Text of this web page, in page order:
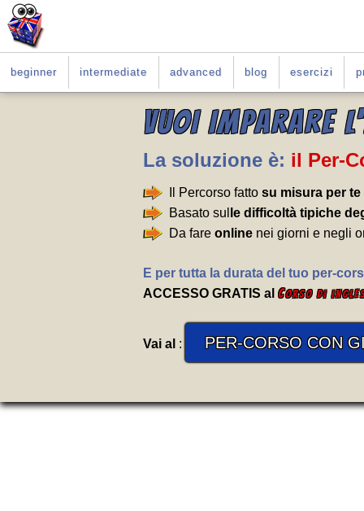
beginner intermediate advanced blog esercizi
VUOI IMPARARE
La soluzione è: il Per-
Il Percorso fatto su misura per te
Basato sul le difficoltà tipiche
Da fare online nei giorni e negli
E per tutta la durata del tuo per-
ACCESSO GRATIS al Corso di
Vai al : PER-CORSO CON